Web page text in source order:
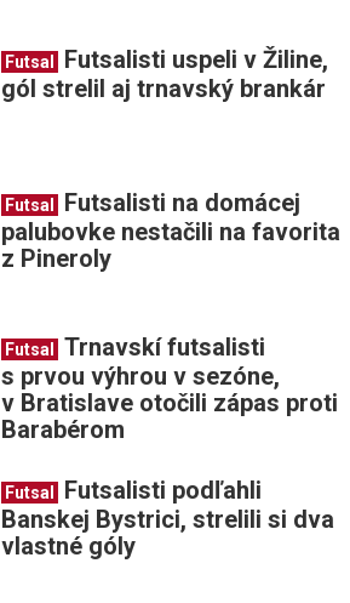
Futsal
Futsalisti uspeli v Žiline,
gól strelil aj trnavský brankár
Futsal
Futsalisti na domácej
palubovke nestačili na favorita
z Pineroly
Futsal Trnavskí futsalisti
s prvou výhrou v sezóne,
v Bratislave otočili zápas proti
Barabérom
Futsal
Futsalisti podľahli
Banskej Bystrici, strelili si dva
vlastné góly